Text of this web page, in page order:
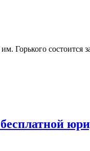
Горького
бесплатной